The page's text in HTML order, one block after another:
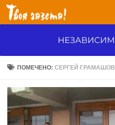
Перейти к содержимому
ПОМЕЧЕНО:СЕРГЕЙ ГРАМАШОВ